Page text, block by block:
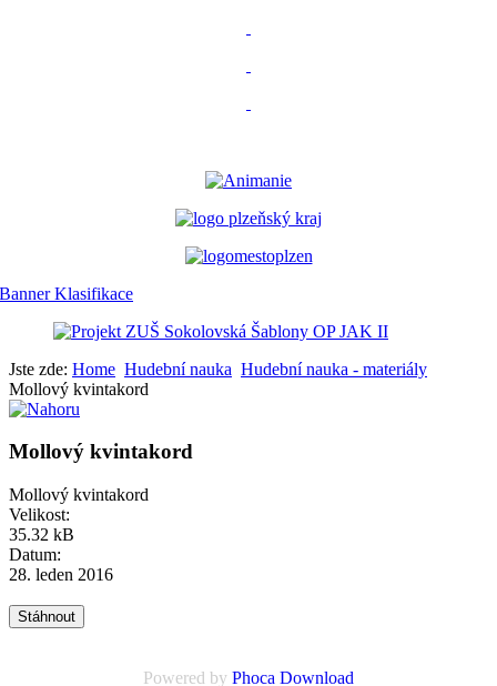
Jste zde: Home Hudební nauka Hudební nauka - materiály
Mollový kvintakord
Mollový kvintakord
Mollový kvintakord
Velikost:
35.32 kB
Datum:
28. leden 2016
Powered by Phoca Download